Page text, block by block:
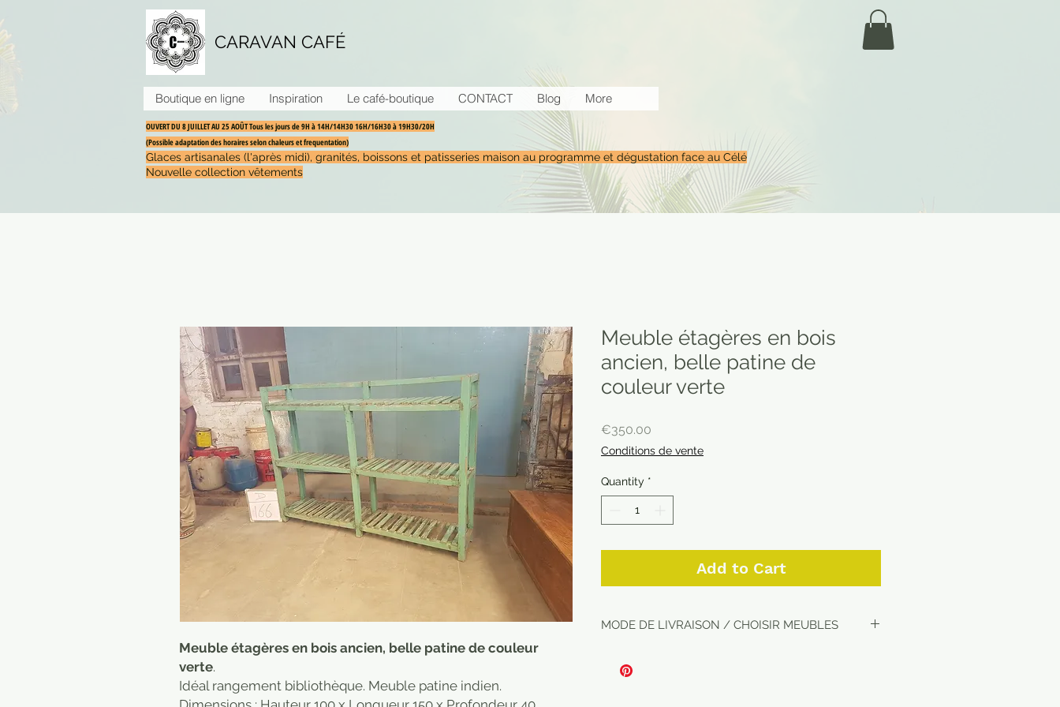
CARAVAN CAFÉ
Boutique en ligne Inspiration Le café-boutique CONTACT Blog More
OUVERT DU 8 JUILLET AU 25 AOÛT Tous les jours de 9H à 14H/14H30 16H/16H30 à 19H30/20H
(Possible adaptation des horaires selon chaleurs et frequentation)
Glaces artisanales (l'après midi), granités, boissons et patisseries maison au programme et dégustation face au Célé
Nouvelle collection vêtements
Meuble étagères en bois ancien, belle patine de couleur
verte.
Idéal rangement bibliothèque. Meuble patine indien.
Meuble étagères en bois
ancien, belle patine de
couleur verte
€350.00
Conditions de vente
Quantity *
Add to Cart
MODE DE LIVRAISON / CHOISIR MEUBLES